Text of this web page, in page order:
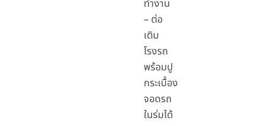
ทำงาน
– ต่อ
เติม
โรงรถ
พร้อมปู
กระเบื้อง
จอดรถ
ในร่มได้